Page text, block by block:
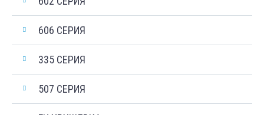
606 СЕРИЯ
335 СЕРИЯ
507 СЕРИЯ